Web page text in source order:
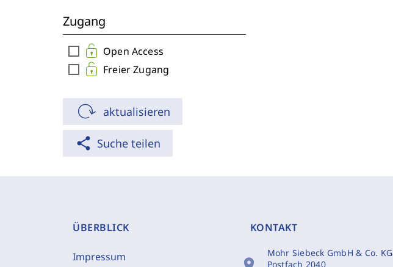
Zugang
check_box_outline_blank Open Access
check_box_outline_blank Freier Zugang
aktualisieren
share Suche teilen
ÜBERBLICK
Impressum
KONTAKT
Mohr Siebeck GmbH & Co. KG
Postfach 2040